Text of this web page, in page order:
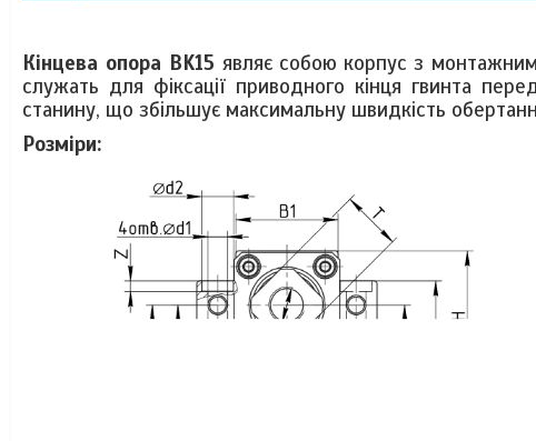
Кінцева опора BK15 являє собою корпус з
служать для фіксації приводного кінця гвинта
станину, що збільшує максимальну швидкість
Розміри: